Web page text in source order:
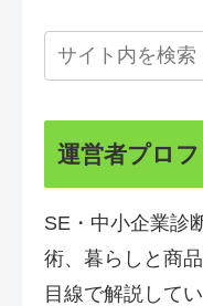
運営者プロ
SE・中小企業診
術、暮らしと商
目線で解説してい